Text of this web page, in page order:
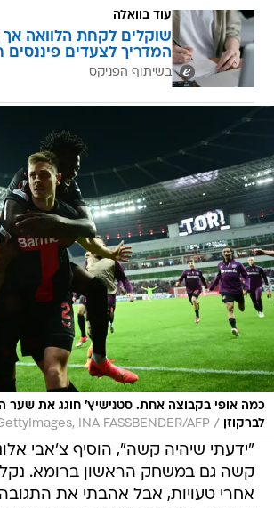
עוד בוואלה
שוקלים לקחת הלוואה
המדריך לצעדים פיננסים
בשיתוף הפניקס
כמה אופי בקבוצה אחת. סטנישיץ' חוגג את שער
לברקוזן
/
INA FASSBENDER/AFP
"ידעתי שיהיה קשה", הוסיף צ'אבי
אחרי טעויות, אבל אהבתי את